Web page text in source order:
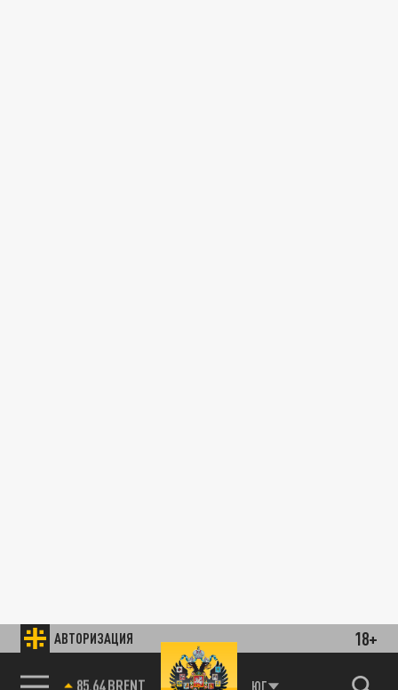
АВТОРИЗАЦИЯ 18+
85.64 BRENT ЮГ